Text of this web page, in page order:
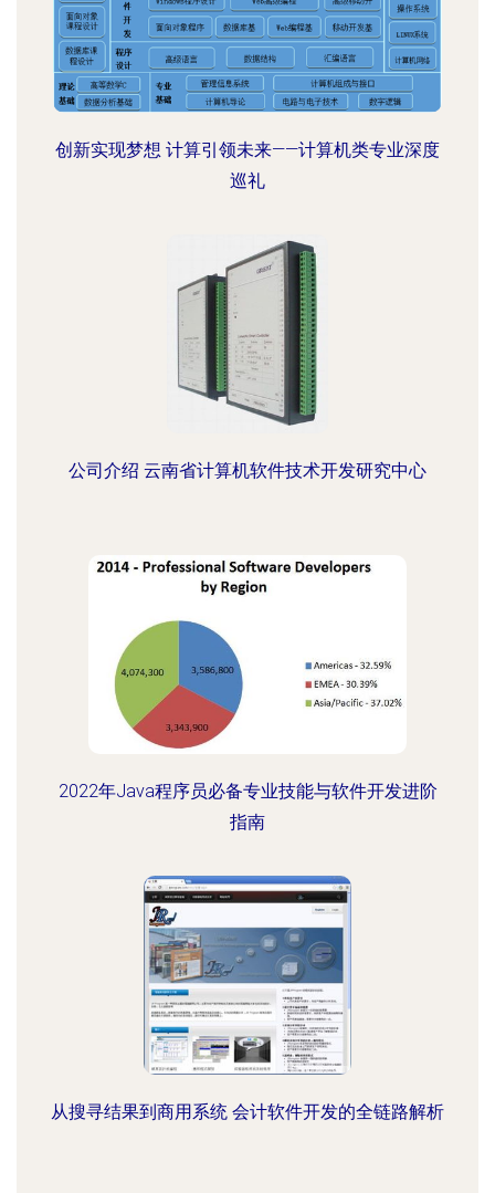
创新实现梦想 计算引领未来——计算机类专业深度
巡礼
公司介绍 云南省计算机软件技术开发研究中心
2022年Java程序员必备专业技能与软件开发进阶
指南
从搜寻结果到商用系统 会计软件开发的全链路解析